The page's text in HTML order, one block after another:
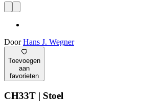
DoorHans J. Wegner
Toevoegen
aan
favorieten
CH33T | Stoel